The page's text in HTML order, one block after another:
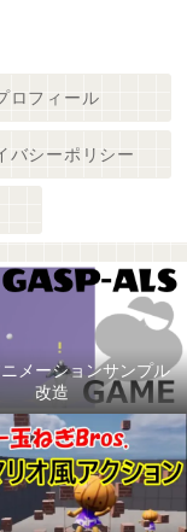
ロフィール
バシーポリシー
メーションサンプル
改造